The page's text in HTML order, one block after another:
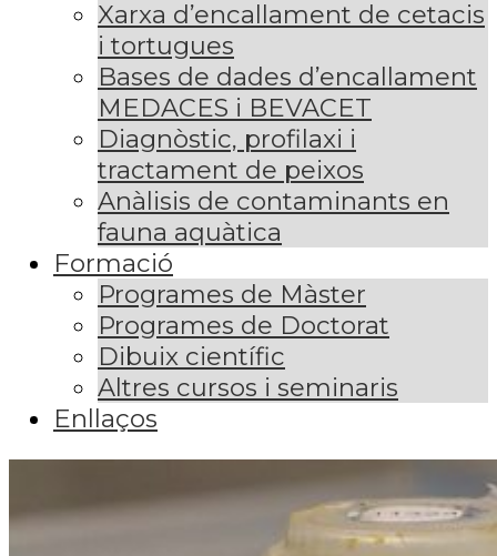
Xarxa d’encallament de cetacis
i tortugues
Bases de dades d’encallament
MEDACES i BEVACET
Diagnòstic, profilaxi i
tractament de peixos
Anàlisis de contaminants en
fauna aquàtica
Formació
Programes de Màster
Programes de Doctorat
Dibuix científic
Altres cursos i seminaris
Enllaços